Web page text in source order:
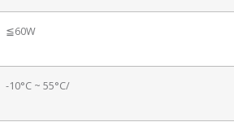
≦60W
-10°C ~ 55°C/